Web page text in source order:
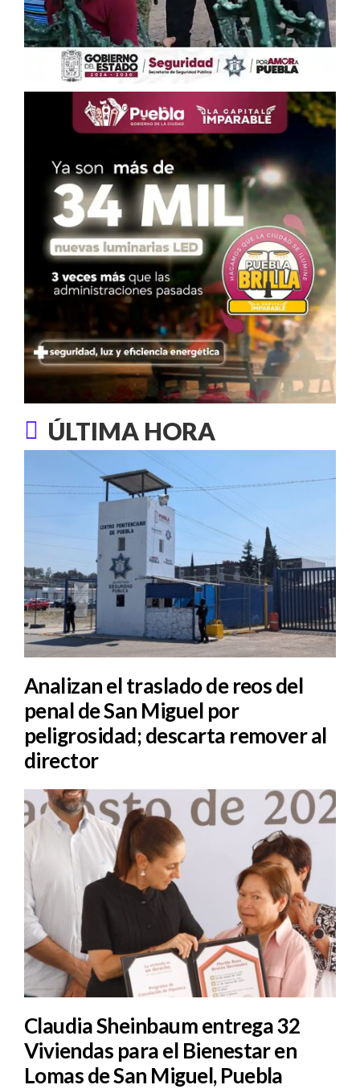
ÚLTIMA HORA
Analizan el traslado de reos del
penal de San Miguel por
peligrosidad; descarta remover al
director
Claudia Sheinbaum entrega 32
Viviendas para el Bienestar en
Lomas de San Miguel, Puebla